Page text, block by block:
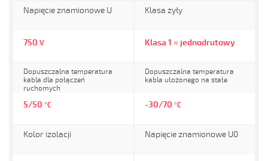
Napięcie znamionowe U
750 V
Klasa żyły
Klasa 1 = jednodrutowy
Dopuszczalna temperatura
kabla dla połączeń
ruchomych
5/50 °C
Dopuszczalna temperatura
kabla ułożonego na stałe
-30/70 °C
Kolor izolacji Napięcie znamionowe U0